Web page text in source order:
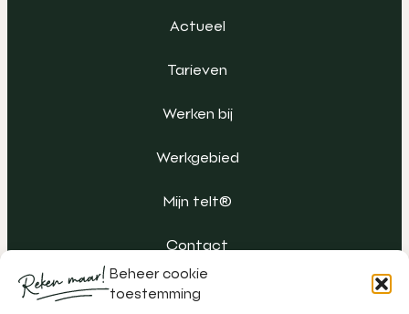
Beheer cookie
toestemming
Actueel
Tarieven
Werken bij
Werkgebied
Mijn telt®
Contact